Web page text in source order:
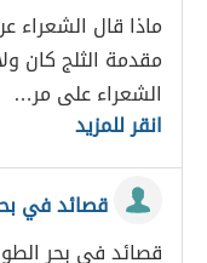
ماذا قال الشعراء
مقدمة الثلج كان
الشعراء على مر…
انقر للمزيد
قصائد في
قصائد في بحر